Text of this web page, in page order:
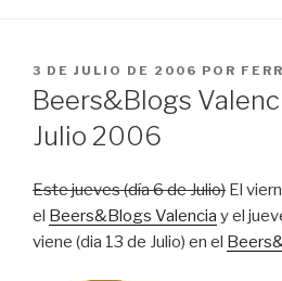
PUBLICADO
EL
3 DE JULIO DE 2006 POR
Beers&Blogs
Julio 2006
Este jueves (día 6 de Julio) El
el Beers&Blogs Valencia y el
viene (dia 13 de Julio) en el